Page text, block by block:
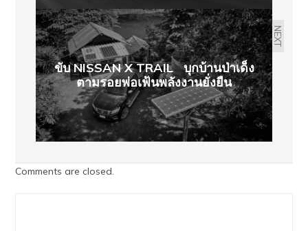
NEXT
ขับ NISSAN X TRAIL บุกบ้านป่าเด็ง
ตามรอยพ่อเฟ้นพลังงานยั่งยืน
Comments are closed.